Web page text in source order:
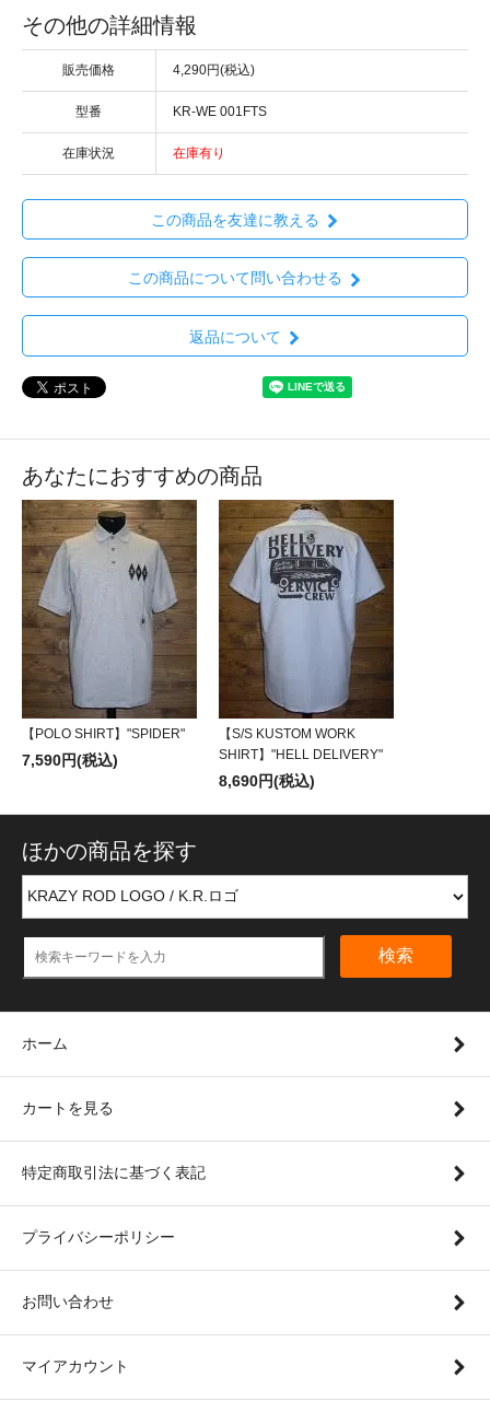
その他の詳細情報
販売価格 4,290円(税込)
型番 KR-WE 001FTS
在庫状況 在庫有り
この商品を友達に教える
この商品について問い合わせる
返品について
あなたにおすすめの商品
【POLO SHIRT】"SPIDER"
7,590円(税込)
【S/S KUSTOM WORK
SHIRT】"HELL DELIVERY"
8,690円(税込)
ほかの商品を探す
検索
ホーム
カートを見る
特定商取引法に基づく表記
プライバシーポリシー
お問い合わせ
マイアカウント